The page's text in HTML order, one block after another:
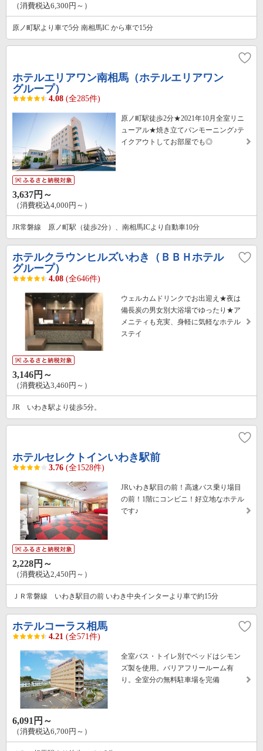
（消費税込6,300円～）
原ノ町駅より車で5分 南相馬IC から車で15分
ホテルエリアワン南相馬（ホテルエリアワン
グループ）
4.08 (全285件)
原ノ町駅徒歩2分★2021年10月全室リニ
ューアル★焼き立てパンモーニング♪テ
イクアウトしてお部屋でも◎
3,637円～
（消費税込4,000円～）
JR常磐線 原ノ町駅（徒歩2分）、南相馬ICより自動車10分
ホテルクラウンヒルズいわき（ＢＢＨホテル
グループ）
4.08 (全646件)
ウェルカムドリンクでお出迎え★夜は
備長炭の男女別大浴場でゆったり★ア
メニティも充実、身軽に気軽なホテル
ステイ
3,146円～
（消費税込3,460円～）
JR いわき駅より徒歩5分。
ホテルセレクトインいわき駅前
3.76 (全1528件)
JRいわき駅目の前！高速バス乗り場目
の前！1階にコンビニ！好立地なホテル
です♪
2,228円～
（消費税込2,450円～）
ＪＲ常磐線 いわき駅目の前 いわき中央インターより車で約15分
ホテルコーラス相馬
4.21 (全571件)
全室バス・トイレ別でベッドはシモン
ズ製を使用。バリアフリールーム有
り。全室分の無料駐車場を完備
6,091円～
（消費税込6,700円～）